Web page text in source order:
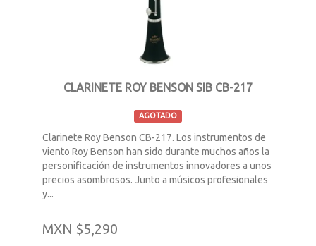
CLARINETE ROY BENSON SIB CB-217
AGOTADO
Clarinete Roy Benson CB-217. Los instrumentos de
viento Roy Benson han sido durante muchos años la
personificación de instrumentos innovadores a unos
precios asombrosos. Junto a músicos profesionales
y...
MXN $5,290